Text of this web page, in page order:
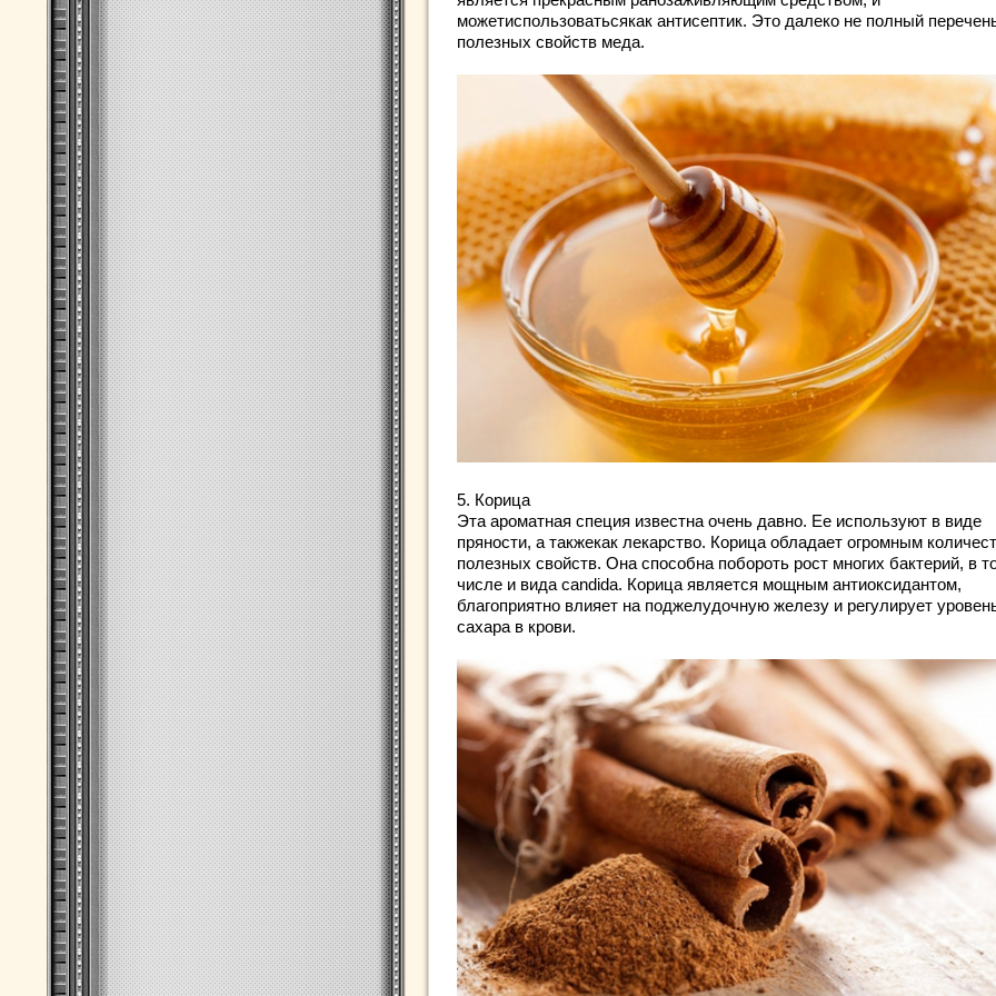
можетиспользоватьсякак антисептик. Это далеко не полный
полезных свойств меда.
5. Корица
Эта ароматная специя известна очень давно. Ее используют в виде
пряности, а такжекак лекарство. Корица обладает огромным
полезных свойств. Она способна побороть рост многих бактерий, в
числе и вида candida. Корица является мощным антиоксидантом,
благоприятно влияет на поджелудочную железу и регулирует
сахара в крови.